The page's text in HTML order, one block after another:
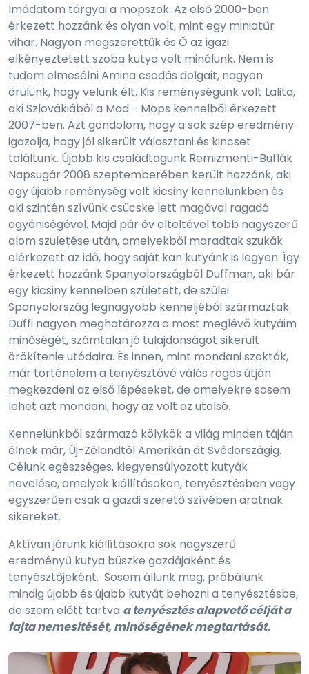
Imádatom tárgyai a mopszok. Az első 2000-ben
érkezett hozzánk és olyan volt, mint egy miniatűr
vihar. Nagyon megszerettük és Ő az igazi
elkényeztetett szoba kutya volt minálunk. Nem is
tudom elmesélni Amina csodás dolgait, nagyon
örülünk, hogy velünk élt. Kis reménységünk volt Lalita,
aki Szlovákiából a Mad - Mops kennelből érkezett
2007-ben. Azt gondolom, hogy a sok szép eredmény
igazolja, hogy jól sikerült választani és kincset
találtunk. Újabb kis családtagunk Remizmenti-Buflák
Napsugár 2008 szeptemberében került hozzánk, aki
egy újabb reménység volt kicsiny kennelünkben és
aki szintén szívünk csücske lett magával ragadó
egyéniségével. Majd pár év elteltével több nagyszerű
alom születése után, amelyekből maradtak szukák
elérkezett az idő, hogy saját kan kutyánk is legyen. Így
érkezett hozzánk Spanyolországból Duffman, aki bár
egy kicsiny kennelben született, de szülei
Spanyolország legnagyobb kenneljéből származtak.
Duffi nagyon meghatározza a most meglévő kutyáim
minőségét, számtalan jó tulajdonságot sikerült
örökítenie utódaira. És innen, mint mondani szokták,
már történelem a tenyésztővé válás rögös útján
megkezdeni az első lépéseket, de amelyekre sosem
lehet azt mondani, hogy az volt az utolsó.
Kennelünkből származó kölykök a világ minden táján
élnek már, Új-Zélandtól Amerikán át Svédországig.
Célunk egészséges, kiegyensúlyozott kutyák
nevelése, amelyek kiállításokon, tenyésztésben vagy
egyszerűen csak a gazdi szerető szívében aratnak
sikereket.
Aktívan járunk kiállításokra sok nagyszerű
eredményű kutya büszke gazdájaként és
tenyésztőjeként. Sosem állunk meg, próbálunk
mindig újabb és újabb kutyát behozni a tenyésztésbe,
de szem előtt tartva a tenyésztés alapvető célját a
fajta nemesítését, minőségének megtartását.